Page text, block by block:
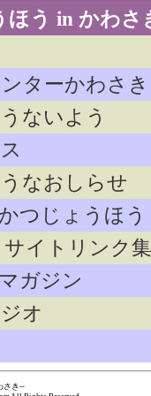
ほう in かわさ
ターかわさき
ないよう
なおしらせ
つじょうほう
イトリンク集
ガジン
オ
さき--